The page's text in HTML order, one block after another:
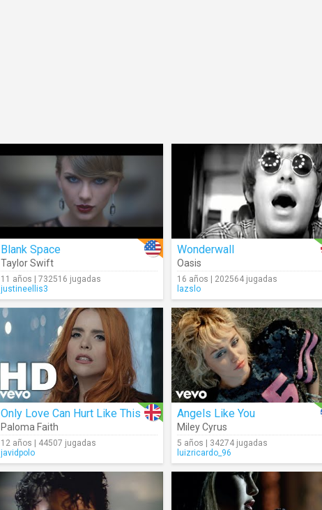
Blank Space
Taylor Swift
11 años | 732516 jugadas
justineellis3
Wonderwall
Oasis
16 años | 202564 jugadas
lazslo
Only Love Can Hurt Like This
Paloma Faith
12 años | 44507 jugadas
javidpolo
Angels Like You
Miley Cyrus
5 años | 34274 jugadas
luizricardo_96